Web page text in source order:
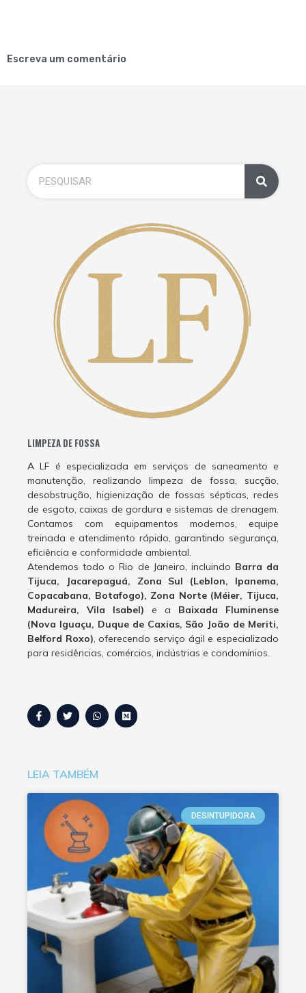
Escreva um comentário
LIMPEZA DE FOSSA
A LF é especializada em serviços de saneamento e
manutenção, realizando limpeza de fossa, sucção,
desobstrução, higienização de fossas sépticas, redes
de esgoto, caixas de gordura e sistemas de drenagem.
Contamos com equipamentos modernos, equipe
treinada e atendimento rápido, garantindo segurança,
eficiência e conformidade ambiental.
Atendemos todo o Rio de Janeiro, incluindo Barra da
Tijuca, Jacarepaguá, Zona Sul (Leblon, Ipanema,
Copacabana, Botafogo), Zona Norte (Méier, Tijuca,
Madureira, Vila Isabel) e a Baixada Fluminense
(Nova Iguaçu, Duque de Caxias, São João de Meriti,
Belford Roxo), oferecendo serviço ágil e especializado
para residências, comércios, indústrias e condomínios.
LEIA TAMBÉM
DESINTUPIDORA